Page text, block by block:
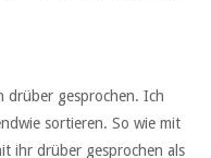
drüber gesprochen. Ich
sortieren. So wie mit
ihr drüber gesprochen als